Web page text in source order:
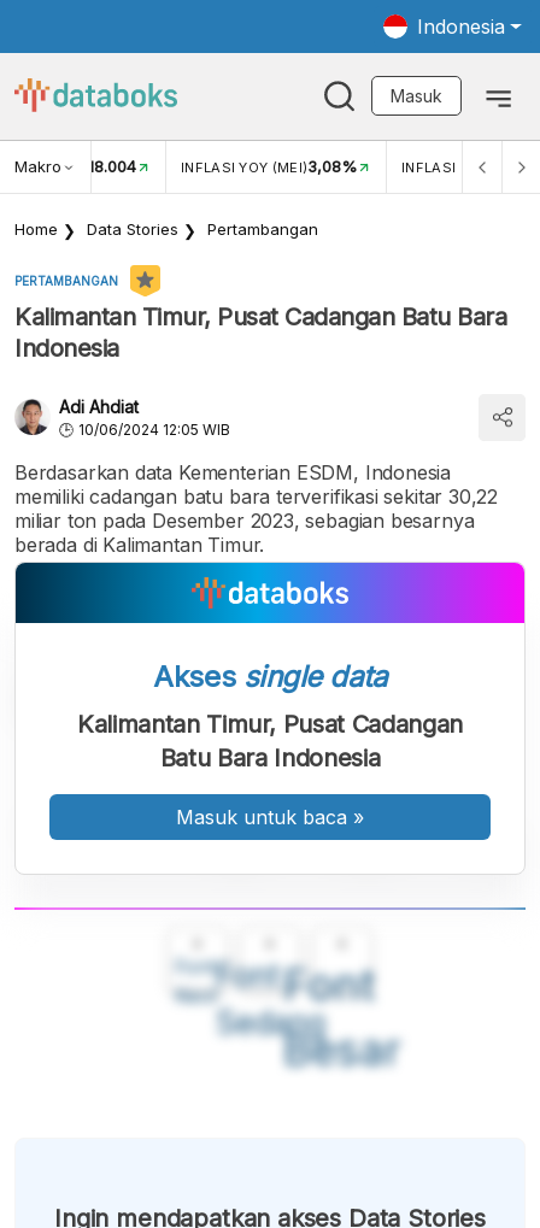
Indonesia
Masuk
Makro
USD/IDR 18.004 INFLASI YOY (MEI)3,08% INFLASI MOM (MEI)
Home Data Stories Pertambangan
PERTAMBANGAN
Kalimantan Timur, Pusat Cadangan Batu Bara
Indonesia
Adi Ahdiat
10/06/2024 12:05 WIB
Berdasarkan data Kementerian ESDM, Indonesia
memiliki cadangan batu bara terverifikasi sekitar 30,22
miliar ton pada Desember 2023, sebagian besarnya
berada di Kalimantan Timur.
Font
Kecil
Font
Sedang
Font
Besar
Akses single data
Kalimantan Timur, Pusat Cadangan
Batu Bara Indonesia
Masuk untuk baca »
Ingin mendapatkan akses Data Stories